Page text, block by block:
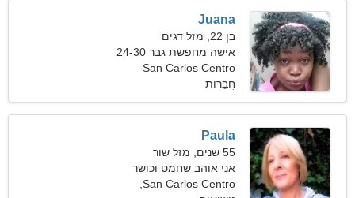
Juana
בן 22, מזל דגים
אישה מחפשת גבר 24-30
San Carlos Centro
חֲבֵרוּת
Paula
55 שנים, מזל שור
אני אוהב שחמט וכושר